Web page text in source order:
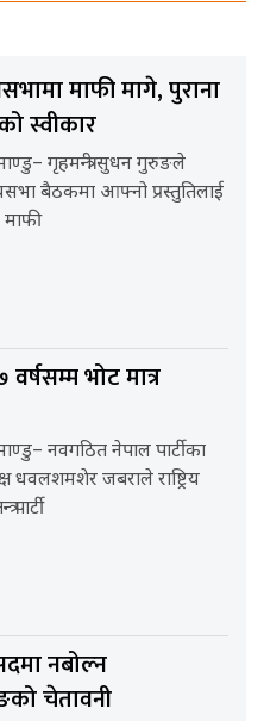
माफी मागे, पुराना
स्वीकार
गृहमन्त्री सुधन गुरुङले
बैठकमा आफ्नो प्रस्तुतिलाई
माफी
भोट मात्र
नवगठित नेपाल पार्टीका
धवलशमशेर जबराले राष्ट्रिय
पार्टी
नबोल्न
चेतावनी